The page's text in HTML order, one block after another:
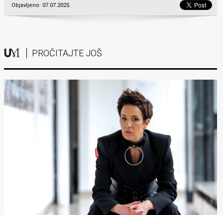
Objavljeno: 07.07.2025.
PROČITAJTE JOŠ